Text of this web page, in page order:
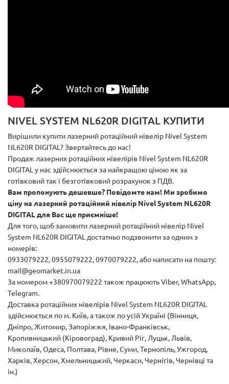
NIVEL SYSTEM NL620R DIGITAL КУПИТИ
Вирішили купити лазерний ротаційний нівелір Nivel System
NL620R DIGITAL? Звертайтесь до нас!
Продаж лазерних ротаційних нівелірів Nivel System NL620R
DIGITAL у нас здійснюється за найкращою ціною як за
готівковий так і безготівковий розрахунок з ПДВ.
Вам пропонують дешевше? Повідомте нам! Ми зробимо
ціну на лазерний ротаційний нівелір Nivel System NL620R
DIGITAL для Вас ще приємніше!
Для того, щоб замовити лазерний ротаційний нівелір Nivel
System NL620R DIGITAL достатньо подзвонити за одним з
номерів:
0933079222, 0955079222, 0970079222, або написати на пошту:
mail@geomarket.in.ua
За номером +380970079222 також працюють Viber, WhatsApp,
Telegram.
Доставка ротаційних нівелірів Nivel System NL620R DIGITAL
здійснюється по м. Київ, а також по усій Україні (Вінниця,
Дніпро, Житомир, Запоріжжя, Івано-Франківськ,
Кропивницький (Кіровоград), Кривий Ріг, Луцьк, Львів,
Миколаїв, Одеса, Полтава, Рівне, Суми, Тернопіль, Ужгород,
Харків, Херсон, Хмельницький, Черкаси, Чернігів, Чернівці та
ін.)